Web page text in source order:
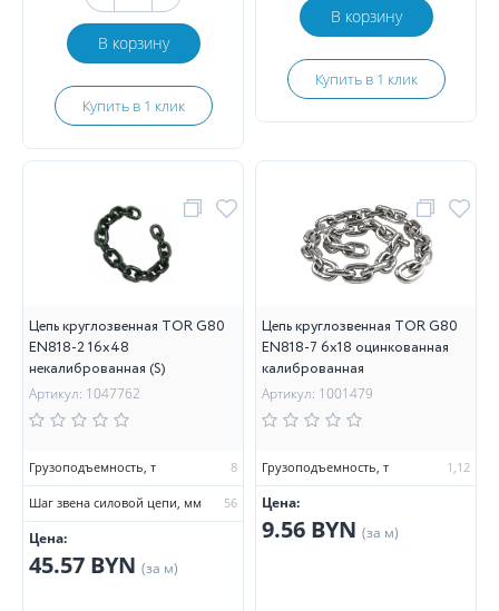
В корзину
Купить в 1 клик
В корзину
Купить в 1 клик
Цепь круглозвенная TOR G80
EN818-2 16х48
некалиброванная (S)
Артикул: 1047762
Грузоподъемность, т 8
Шаг звена силовой цепи, мм 56
Цена:
45.57 BYN (за м)
Цепь круглозвенная TOR G80
EN818-7 6х18 оцинкованная
калиброванная
Артикул: 1001479
Грузоподъемность, т 1,12
Цена:
9.56 BYN (за м)